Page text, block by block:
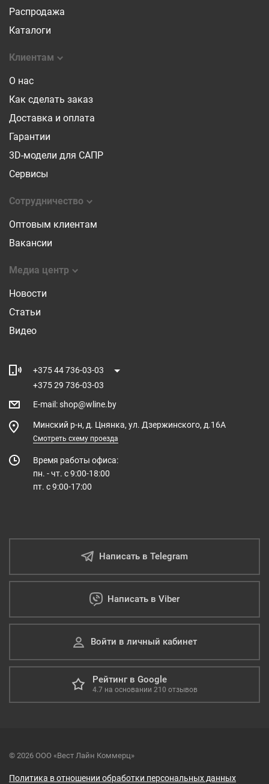
Распродажа
Каталоги
Клиентам
О нас
Как сделать заказ
Доставка и оплата
Гарантии
3D-модели для САПР
Сервисы
Сотрудничество
Оптовым клиентам
Вакансии
Медиа центр
Новости
Статьи
Видео
+375 44 736-03-03
+375 29 736-03-03
E-mail :shop@wline.by
Минский р-н, д. Цнянка, ул. Дзержинского, д.16А
Смотреть схему проезда
Время работы офиса:
пн. - чт. с 9:00-18:00
пт. с 9:00-17:00
Написать в Telegram
Написать в Viber
Войти в личный кабинет
Рейтинг в Google
4.7 на основании 210 отзывов
© 2026 ООО «Вест Лайн Коммерц»
Политика в отношении обработки персональных данных